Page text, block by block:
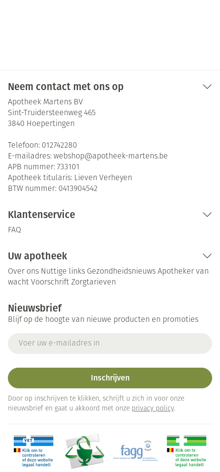
Neem contact met ons op
Apotheek Martens BV
Sint-Truidersteenweg 465
3840 Hoepertingen
Telefoon: 012742280
E-mailadres: webshop@apotheek-martens.be
APB nummer: 733101
Apotheek titularis: Lieven Verheyen
BTW nummer: 0413904542
Klantenservice
FAQ
Uw apotheek
Over ons Nuttige links Gezondheidsnieuws Apotheker van
wacht Voorschrift Zorgtarieven
Nieuwsbrief
Blijf op de hoogte van nieuwe producten en promoties
Inschrijven
Door op inschrijven te klikken, schrijft u zich in voor onze
nieuwsbrief en gaat u akkoord met onze privacy policy.